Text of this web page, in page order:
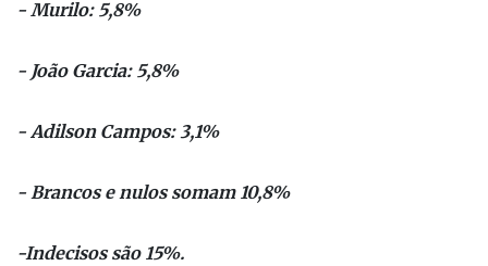
- Murilo: 5,8%
- João Garcia: 5,8%
- Adilson Campos: 3,1%
- Brancos e nulos somam 10,8%
-Indecisos são 15%.